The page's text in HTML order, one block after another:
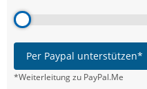
Per Paypal unterstützen*
*Weiterleitung zu PayPal.Me